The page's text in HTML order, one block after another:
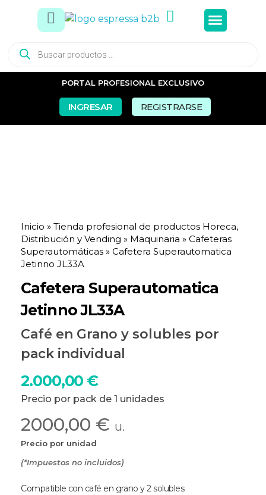
PORTAL PROFESIONAL EXCLUSIVO
INGRESAR REGISTRARSE
Inicio » Tienda profesional de productos Horeca,
Distribución y Vending » Maquinaria » Cafeteras
Superautomáticas » Cafetera Superautomatica
Jetinno JL33A
Cafetera Superautomatica
Jetinno JL33A
Café en Grano y solubles por
pack individual
Precio por pack de 1 unidades
(*Impuestos no incluidos)
2.000,00€
Precio por unidad
Compatible con café en grano y 2 solubles
2000,00 € u.